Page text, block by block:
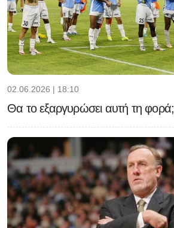
02.06.2026 | 18:10
Θα το εξαργυρώσει αυτή τη φορά;